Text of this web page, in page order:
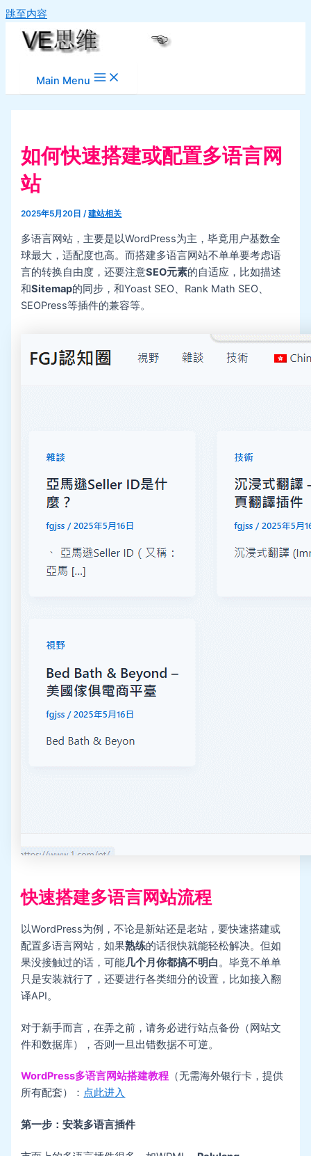
跳至内容
Main Menu
如何快速搭建或配置多语言网
站
2025年5月20日/建站相关
多语言网站，主要是以WordPress为主，毕竟用户基数全
球最大，适配度也高。而搭建多语言网站不单单要考虑语
言的转换自由度，还要注意SEO元素的自适应，比如描述
和Sitemap的同步，和Yoast SEO、Rank Math SEO、
SEOPress等插件的兼容等。
快速搭建多语言网站流程
以WordPress为例，不论是新站还是老站，要快速搭建或
配置多语言网站，如果熟练的话很快就能轻松解决。但如
果没接触过的话，可能几个月你都搞不明白。毕竟不单单
只是安装就行了，还要进行各类细分的设置，比如接入翻
译API。
对于新手而言，在弄之前，请务必进行站点备份（网站文
件和数据库），否则一旦出错数据不可逆。
WordPress多语言网站搭建教程 （无需海外银行卡，提供
所有配套）： 点此进入
第一步：安装多语言插件